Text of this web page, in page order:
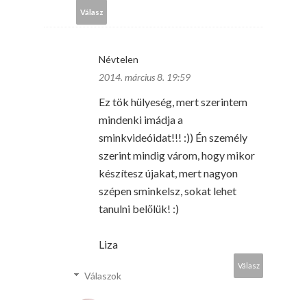
Válasz
Névtelen
2014. március 8. 19:59
Ez tök hülyeség, mert szerintem
mindenki imádja a
sminkvideóidat!!! :)) Én személy
szerint mindig várom, hogy mikor
készítesz újakat, mert nagyon
szépen sminkelsz, sokat lehet
tanulni belőlük! :)
Liza
Válasz
Válaszok